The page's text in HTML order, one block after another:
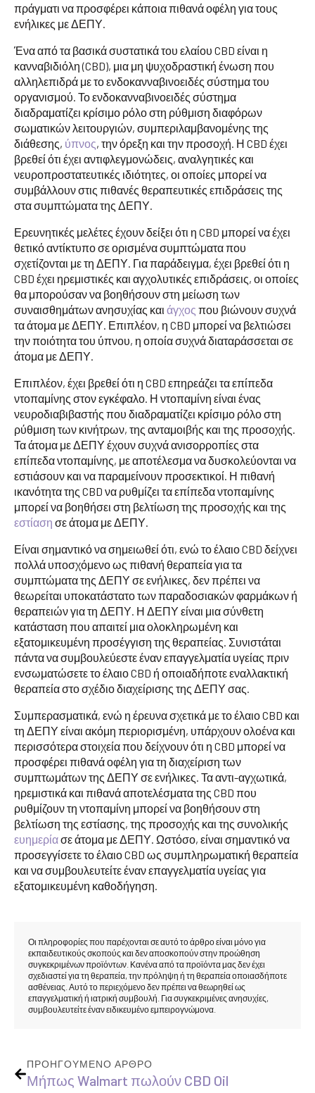
πράγματι να προσφέρει κάποια πιθανά οφέλη για τους
ενήλικες με ΔΕΠΥ.
Ένα από τα βασικά συστατικά του ελαίου CBD είναι η
κανναβιδιόλη (CBD), μια μη ψυχοδραστική ένωση που
αλληλεπιδρά με το ενδοκανναβινοειδές σύστημα του
οργανισμού. Το ενδοκανναβινοειδές σύστημα
διαδραματίζει κρίσιμο ρόλο στη ρύθμιση διαφόρων
σωματικών λειτουργιών, συμπεριλαμβανομένης της
διάθεσης, ύπνος, την όρεξη και την προσοχή. Η CBD έχει
βρεθεί ότι έχει αντιφλεγμονώδεις, αναλγητικές και
νευροπροστατευτικές ιδιότητες, οι οποίες μπορεί να
συμβάλλουν στις πιθανές θεραπευτικές επιδράσεις της
στα συμπτώματα της ΔΕΠΥ.
Ερευνητικές μελέτες έχουν δείξει ότι η CBD μπορεί να έχει
θετικό αντίκτυπο σε ορισμένα συμπτώματα που
σχετίζονται με τη ΔΕΠΥ. Για παράδειγμα, έχει βρεθεί ότι η
CBD έχει ηρεμιστικές και αγχολυτικές επιδράσεις, οι οποίες
θα μπορούσαν να βοηθήσουν στη μείωση των
συναισθημάτων ανησυχίας και άγχος που βιώνουν συχνά
τα άτομα με ΔΕΠΥ. Επιπλέον, η CBD μπορεί να βελτιώσει
την ποιότητα του ύπνου, η οποία συχνά διαταράσσεται σε
άτομα με ΔΕΠΥ.
Επιπλέον, έχει βρεθεί ότι η CBD επηρεάζει τα επίπεδα
ντοπαμίνης στον εγκέφαλο. Η ντοπαμίνη είναι ένας
νευροδιαβιβαστής που διαδραματίζει κρίσιμο ρόλο στη
ρύθμιση των κινήτρων, της ανταμοιβής και της προσοχής.
Τα άτομα με ΔΕΠΥ έχουν συχνά ανισορροπίες στα
επίπεδα ντοπαμίνης, με αποτέλεσμα να δυσκολεύονται να
εστιάσουν και να παραμείνουν προσεκτικοί. Η πιθανή
ικανότητα της CBD να ρυθμίζει τα επίπεδα ντοπαμίνης
μπορεί να βοηθήσει στη βελτίωση της προσοχής και της
εστίαση σε άτομα με ΔΕΠΥ.
Είναι σημαντικό να σημειωθεί ότι, ενώ το έλαιο CBD δείχνει
πολλά υποσχόμενο ως πιθανή θεραπεία για τα
συμπτώματα της ΔΕΠΥ σε ενήλικες, δεν πρέπει να
θεωρείται υποκατάστατο των παραδοσιακών φαρμάκων ή
θεραπειών για τη ΔΕΠΥ. Η ΔΕΠΥ είναι μια σύνθετη
κατάσταση που απαιτεί μια ολοκληρωμένη και
εξατομικευμένη προσέγγιση της θεραπείας. Συνιστάται
πάντα να συμβουλεύεστε έναν επαγγελματία υγείας πριν
ενσωματώσετε το έλαιο CBD ή οποιαδήποτε εναλλακτική
θεραπεία στο σχέδιο διαχείρισης της ΔΕΠΥ σας.
Συμπερασματικά, ενώ η έρευνα σχετικά με το έλαιο CBD και
τη ΔΕΠΥ είναι ακόμη περιορισμένη, υπάρχουν ολοένα και
περισσότερα στοιχεία που δείχνουν ότι η CBD μπορεί να
προσφέρει πιθανά οφέλη για τη διαχείριση των
συμπτωμάτων της ΔΕΠΥ σε ενήλικες. Τα αντι-αγχωτικά,
ηρεμιστικά και πιθανά αποτελέσματα της CBD που
ρυθμίζουν τη ντοπαμίνη μπορεί να βοηθήσουν στη
βελτίωση της εστίασης, της προσοχής και της συνολικής
ευημερίασε άτομα με ΔΕΠΥ. Ωστόσο, είναι σημαντικό να
προσεγγίσετε το έλαιο CBD ως συμπληρωματική θεραπεία
και να συμβουλευτείτε έναν επαγγελματία υγείας για
εξατομικευμένη καθοδήγηση.
Οι πληροφορίες που παρέχονται σε αυτό το άρθρο είναι μόνο για
εκπαιδευτικούς σκοπούς και δεν αποσκοπούν στην προώθηση
συγκεκριμένων προϊόντων. Κανένα από τα προϊόντα μας δεν έχει
σχεδιαστεί για τη θεραπεία, την πρόληψη ή τη θεραπεία οποιασδήποτε
ασθένειας. Αυτό το περιεχόμενο δεν πρέπει να θεωρηθεί ως
επαγγελματική ή ιατρική συμβουλή. Για συγκεκριμένες ανησυχίες,
συμβουλευτείτε έναν ειδικευμένο εμπειρογνώμονα.
ΠΡΟΗΓΟΎΜΕΝΟ ΆΡΘΡΟ
Μήπως Walmart πωλούν CBD Oil